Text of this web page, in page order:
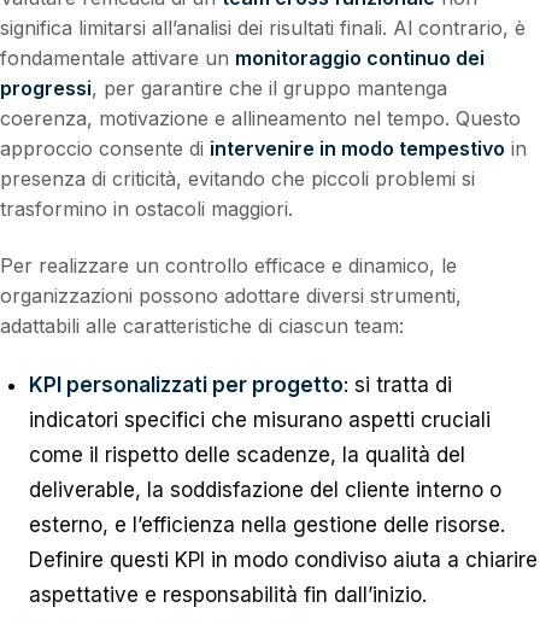
significa limitarsi all’analisi dei risultati finali. Al contrario, è
fondamentale attivare un monitoraggio continuo dei
progressi, per garantire che il gruppo mantenga
coerenza, motivazione e allineamento nel tempo. Questo
approccio consente di intervenire in modo tempestivo in
presenza di criticità, evitando che piccoli problemi si
trasformino in ostacoli maggiori.
Per realizzare un controllo efficace e dinamico, le
organizzazioni possono adottare diversi strumenti,
adattabili alle caratteristiche di ciascun team:
KPI personalizzati per progetto: si tratta di
indicatori specifici che misurano aspetti cruciali
come il rispetto delle scadenze, la qualità del
deliverable, la soddisfazione del cliente interno o
esterno, e l’efficienza nella gestione delle risorse.
Definire questi KPI in modo condiviso aiuta a chiarire
aspettative e responsabilità fin dall’inizio.